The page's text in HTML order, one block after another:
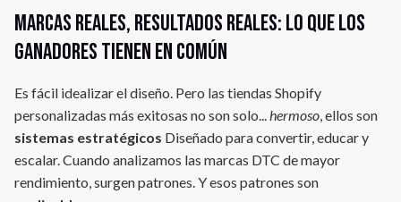
Marcas reales, resultados reales: Lo que los
ganadores tienen en común
Es fácil idealizar el diseño. Pero las tiendas Shopify
personalizadas más exitosas no son solo...hermoso, ellos son
sistemas estratégicos Diseñado para convertir, educar y
escalar. Cuando analizamos las marcas DTC de mayor
rendimiento, surgen patrones. Y esos patrones son